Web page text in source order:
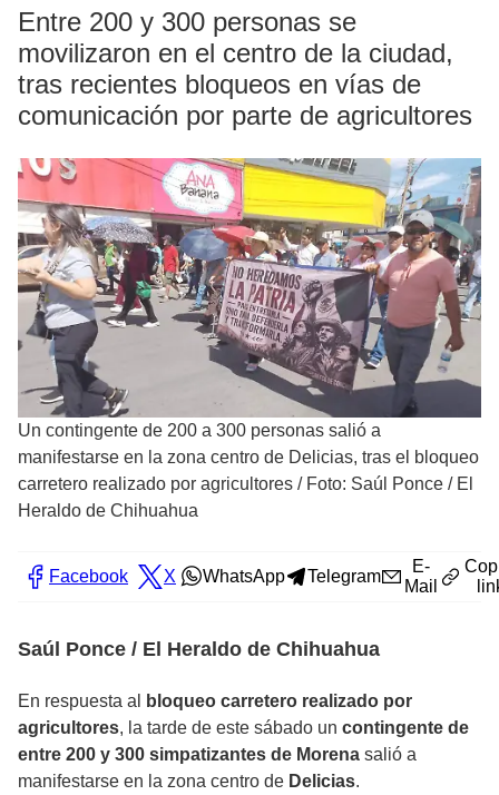
Entre 200 y 300 personas se
movilizaron en el centro de la ciudad,
tras recientes bloqueos en vías de
comunicación por parte de agricultores
Un contingente de 200 a 300 personas salió a
manifestarse en la zona centro de Delicias, tras el bloqueo
carretero realizado por agricultores / Foto: Saúl Ponce / El
Heraldo de Chihuahua
Facebook X WhatsApp Telegram
E-
Mail
Saúl Ponce / El Heraldo de Chihuahua
En respuesta al
bloqueo carretero realizado por
agricultores, la tarde de este sábado un contingente de
entre 200 y 300 simpatizantes de Morena salió a
manifestarse en la zona centro de Delicias.